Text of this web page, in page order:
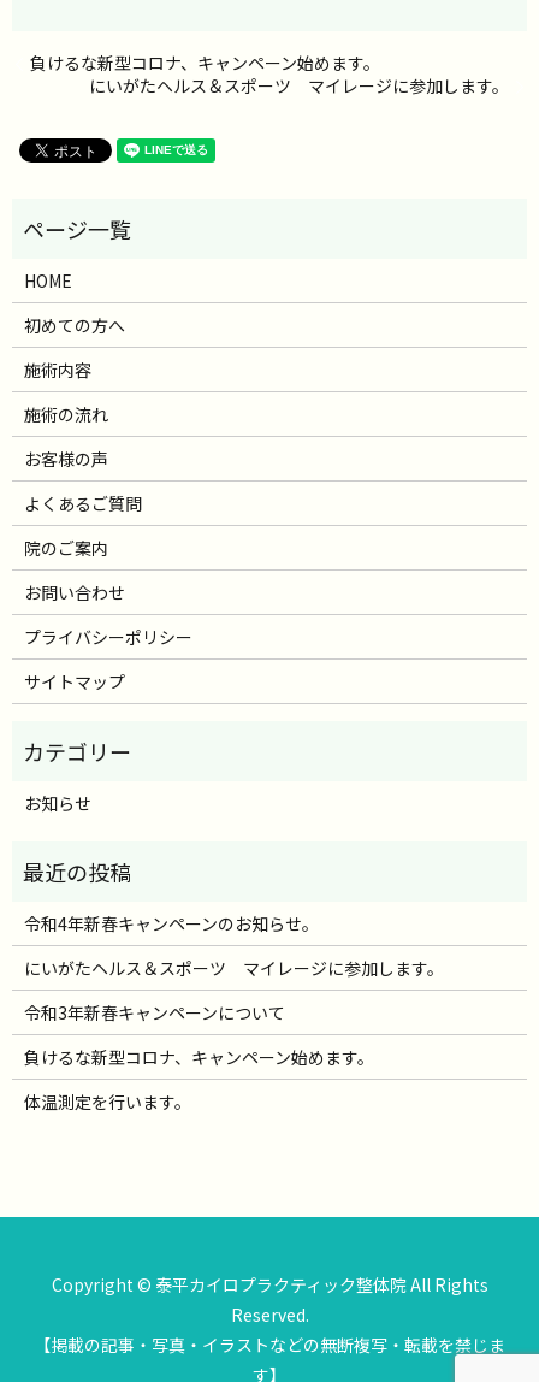
負けるな新型コロナ、キャンペーン始めます。
にいがたヘルス＆スポーツ マイレージに参加します。
HOME
初めての方へ
施術内容
施術の流れ
お客様の声
よくあるご質問
院のご案内
お問い合わせ
プライバシーポリシー
サイトマップ
お知らせ
令和4年新春キャンペーンのお知らせ。
にいがたヘルス＆スポーツ マイレージに参加します。
令和3年新春キャンペーンについて
負けるな新型コロナ、キャンペーン始めます。
体温測定を行います。
Copyright © 泰平カイロプラクティック整体院 All Rights
Reserved.
【掲載の記事・写真・イラストなどの無断複写・転載を禁じま
す】